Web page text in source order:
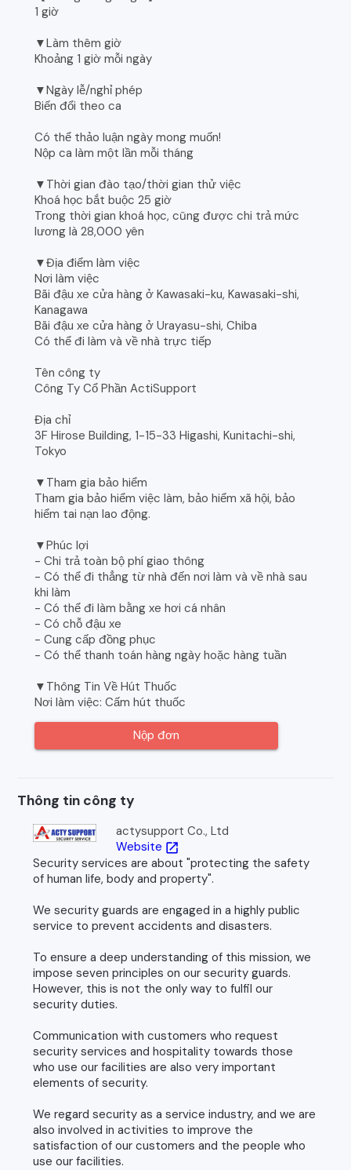
1 giờ
▼Làm thêm giờ
Khoảng 1 giờ mỗi ngày
▼Ngày lễ/nghỉ phép
Biến đổi theo ca
Có thể thảo luận ngày mong muốn!
Nộp ca làm một lần mỗi tháng
▼Thời gian đào tạo/thời gian thử việc
Khoá học bắt buộc 25 giờ
Trong thời gian khoá học, cũng được chi trả mức
lương là 28,000 yên
▼Địa điểm làm việc
Nơi làm việc
Bãi đậu xe cửa hàng ở Kawasaki-ku, Kawasaki-shi,
Kanagawa
Bãi đậu xe cửa hàng ở Urayasu-shi, Chiba
Có thể đi làm và về nhà trực tiếp
Tên công ty
Công Ty Cổ Phần ActiSupport
Địa chỉ
3F Hirose Building, 1-15-33 Higashi, Kunitachi-shi,
Tokyo
▼Tham gia bảo hiểm
Tham gia bảo hiểm việc làm, bảo hiểm xã hội, bảo
hiểm tai nạn lao động.
▼Phúc lợi
- Chi trả toàn bộ phí giao thông
- Có thể đi thẳng từ nhà đến nơi làm và về nhà sau
khi làm
- Có thể đi làm bằng xe hơi cá nhân
- Có chỗ đậu xe
- Cung cấp đồng phục
- Có thể thanh toán hàng ngày hoặc hàng tuần
▼Thông Tin Về Hút Thuốc
Nơi làm việc: Cấm hút thuốc
Nộp đơn
Thông tin công ty
actysupport Co., Ltd
Website open_in_new
Security services are about "protecting the safety
of human life, body and property".
We security guards are engaged in a highly public
service to prevent accidents and disasters.
To ensure a deep understanding of this mission, we
impose seven principles on our security guards.
However, this is not the only way to fulfil our
security duties.
Communication with customers who request
security services and hospitality towards those
who use our facilities are also very important
elements of security.
We regard security as a service industry, and we are
also involved in activities to improve the
satisfaction of our customers and the people who
use our facilities.